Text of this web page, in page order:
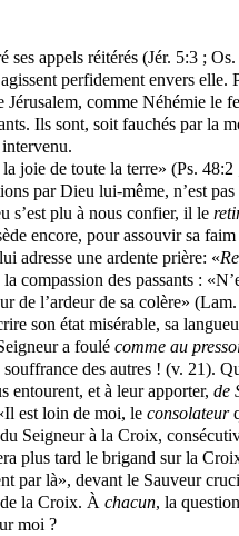
appels réitérés (Jér. 5:3 ;
perfidement envers
Jérusalem, comme Néhémie
Ils sont, soit fauchés par la
joie de toute la terre» (Ps.
par Dieu lui-même, n’est
s’est plu à nous confier, il le
encore, pour assouvir sa
adresse une ardente prière: «
compassion des passants :
de l’ardeur de sa colère»
son état misérable, sa
a foulé comme au
des autres ! (v. 21).
entourent, et à leur apporter, de
est loin de moi, le consolateur
Seigneur à la Croix,
plus tard le brigand sur la
par là», devant le Sauveur
la Croix. À chacun, la
moi ?